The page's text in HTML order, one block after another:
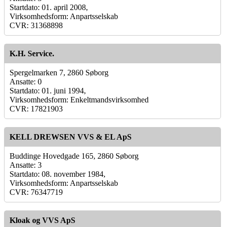
Startdato: 01. april 2008,
Virksomhedsform: Anpartsselskab
CVR: 31368898
K.H. Service.
Spergelmarken 7, 2860 Søborg
Ansatte: 0
Startdato: 01. juni 1994,
Virksomhedsform: Enkeltmandsvirksomhed
CVR: 17821903
KELL DREWSEN VVS & EL ApS
Buddinge Hovedgade 165, 2860 Søborg
Ansatte: 3
Startdato: 08. november 1984,
Virksomhedsform: Anpartsselskab
CVR: 76347719
Kloak og VVS ApS